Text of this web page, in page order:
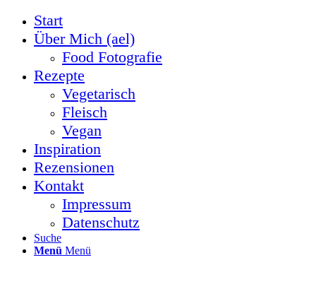
Start
Über Mich (ael)
Food Fotografie
Rezepte
Vegetarisch
Fleisch
Vegan
Inspiration
Rezensionen
Kontakt
Impressum
Datenschutz
Suche
Menü Menü